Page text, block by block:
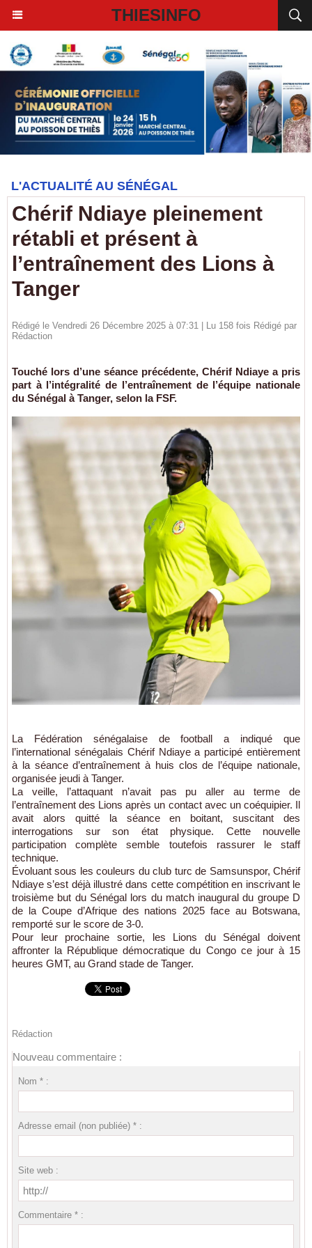
THIESINFO
L'ACTUALITÉ AU SÉNÉGAL
Chérif Ndiaye pleinement
rétabli et présent à
l’entraînement des Lions à
Tanger
Rédigé le Vendredi 26 Décembre 2025 à 07:31 | Lu 158 fois Rédigé par
Rédaction
Touché lors d’une séance précédente, Chérif Ndiaye a pris
part à l’intégralité de l’entraînement de l’équipe nationale
du Sénégal à Tanger, selon la FSF.
La Fédération sénégalaise de football a indiqué que
l’international sénégalais Chérif Ndiaye a participé entièrement
à la séance d’entraînement à huis clos de l’équipe nationale,
organisée jeudi à Tanger.
La veille, l’attaquant n’avait pas pu aller au terme de
l’entraînement des Lions après un contact avec un coéquipier. Il
avait alors quitté la séance en boitant, suscitant des
interrogations sur son état physique. Cette nouvelle
participation complète semble toutefois rassurer le staff
technique.
Évoluant sous les couleurs du club turc de Samsunspor, Chérif
Ndiaye s’est déjà illustré dans cette compétition en inscrivant le
troisième but du Sénégal lors du match inaugural du groupe D
de la Coupe d’Afrique des nations 2025 face au Botswana,
remporté sur le score de 3-0.
Pour leur prochaine sortie, les Lions du Sénégal doivent
affronter la République démocratique du Congo ce jour à 15
heures GMT, au Grand stade de Tanger.
Rédaction
Nouveau commentaire :
Nom * :
Adresse email (non publiée) * :
Site web :
Commentaire * :